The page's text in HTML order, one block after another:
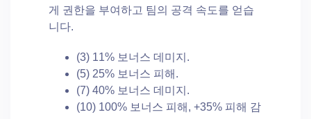
게 권한을 부여하고 팀의 공격 속도를 얻습
니다.
(3) 11% 보너스 데미지.
(5) 25% 보너스 피해.
(7) 40% 보너스 데미지.
(10) 100% 보너스 피해, +35% 피해 감